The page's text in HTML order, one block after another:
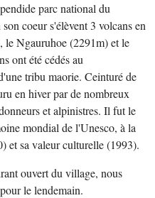
parc national du
coeur s'élèvent 3 volcans en
Ngauruhoe (2291m) et le
ont été cédés au
tribu maorie. Ceinturé de
en hiver par de nombreux
et alpinistres. Il fut le
mondial de l'Unesco, à la
et sa valeur culturelle (1993).
ouvert du village, nous
le lendemain.